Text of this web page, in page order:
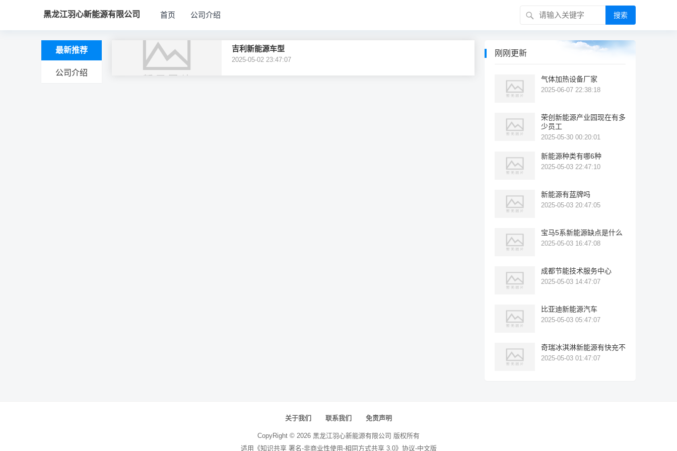
黑龙江羽心新能源有限公司 首页 公司介绍 搜索
最新推荐
公司介绍
吉利新能源车型
2025-05-02 23:47:07
刚刚更新
气体加热设备厂家
2025-06-07 22:38:18
荣创新能源产业园现在有多
少员工
2025-05-30 00:20:01
新能源种类有哪6种
2025-05-03 22:47:10
新能源有蓝牌吗
2025-05-03 20:47:05
宝马5系新能源缺点是什么
2025-05-03 16:47:08
成都节能技术服务中心
2025-05-03 14:47:07
比亚迪新能源汽车
2025-05-03 05:47:07
奇瑞冰淇淋新能源有快充不
2025-05-03 01:47:07
关于我们 联系我们 免责声明
CopyRight © 2026 黑龙江羽心新能源有限公司 版权所有
适用《知识共享 署名-非商业性使用-相同方式共享 3.0》协议-中文版